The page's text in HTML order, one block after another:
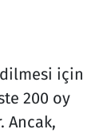
için
200 oy
Ancak,